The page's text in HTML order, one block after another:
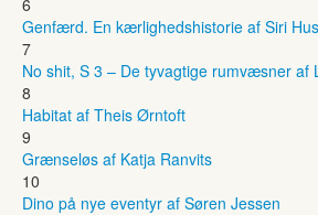
Genfærd. En kærlighedshistorie af Siri
7
No shit, S 3 – De tyvagtige rumvæsner af
8
Habitat af Theis Ørntoft
9
Grænseløs af Katja Ranvits
10
Dino på nye eventyr af Søren Jessen